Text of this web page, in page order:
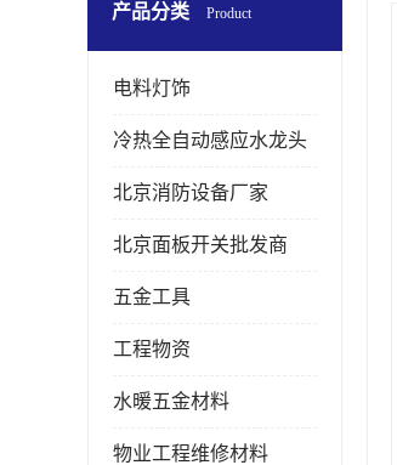
产品分类 Product
电料灯饰
冷热全自动感应水龙头
北京消防设备厂家
北京面板开关批发商
五金工具
工程物资
水暖五金材料
物业工程维修材料